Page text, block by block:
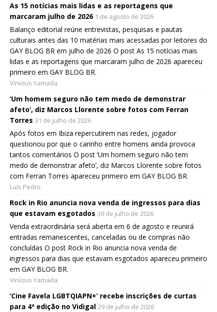
As 15 notícias mais lidas e as reportagens que
marcaram julho de 2026 1 de agosto de 2026
Balanço editorial reúne entrevistas, pesquisas e pautas
culturais antes das 10 matérias mais acessadas por leitores do
GAY BLOG BR em julho de 2026 O post As 15 notícias mais
lidas e as reportagens que marcaram julho de 2026 apareceu
primeiro em GAY BLOG BR.
Vinícius Yamada
‘Um homem seguro não tem medo de demonstrar
afeto’, diz Marcos Llorente sobre fotos com Ferran
Torres 31 de julho de 2026
Após fotos em Ibiza repercutirem nas redes, jogador
questionou por que o carinho entre homens ainda provoca
tantos comentários O post ‘Um homem seguro não tem
medo de demonstrar afeto’, diz Marcos Llorente sobre fotos
com Ferran Torres apareceu primeiro em GAY BLOG BR.
Luís Pedro
Rock in Rio anuncia nova venda de ingressos para dias
que estavam esgotados 30 de julho de 2026
Venda extraordinária será aberta em 6 de agosto e reunirá
entradas remanescentes, canceladas ou de compras não
concluídas O post Rock in Rio anuncia nova venda de
ingressos para dias que estavam esgotados apareceu primeiro
em GAY BLOG BR.
Vinícius Yamada
‘Cine Favela LGBTQIAPN+’ recebe inscrições de curtas
para 4ª edição no Vidigal 29 de julho de 2026